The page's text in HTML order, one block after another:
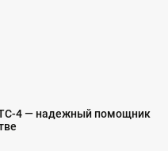
4 — надежный помощник